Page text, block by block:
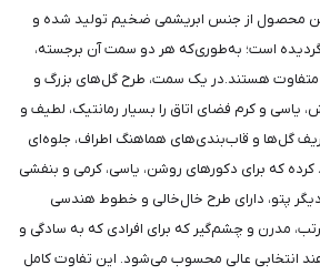
این محصول از جنس ابریشمی ضخیم تولید شده و
است؛ به‌طوری‌که هر دو سمت آن برجسته،
متفاوت هستند.در یک سمت، طرح گل‌های بزرگ و
یاسی و کرم فضای اتاق را بسیار رمانتیک، لطیف و
گل‌ها و قاب‌بندی‌های هماهنگ اطراف، جلوه‌ای
که برای دکورهای روشن، یاسی، کرمی و بنفشی
پتو، دارای طرح خال‌خالی و خطوط هندسی
مدرن و چشم‌گیر که برای افرادی که به سادگی و
انتخابی عالی محسوب می‌شود. این تفاوت کامل